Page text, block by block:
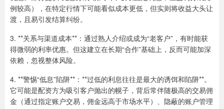
例较高），在特定行情下可能看似成本更低，但实则将收益大头让
渡，且易引发结算纠纷。
3. **关系与渠道成本**：通过熟人介绍或成为“老客户”，有时能获
得微弱的利率优惠。但这建立在长期“合作”基础上，反而可能加深
依赖，忽视整体风险。
4. **警惕“低息”陷阱**：**过低的利息往往是最大的诱饵和陷阱**。
它可能是配资方为吸引客户抛出的幌子，背后常伴随极高的交易佣
金（通过指定账户交易，佣金远高于市场水平）、隐蔽的账户管理